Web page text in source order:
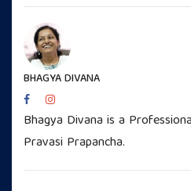
BHAGYA DIVANA
Bhagya Divana is a
Pravasi Prapancha.